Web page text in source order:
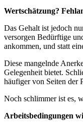
Wertschätzung?
Das Gehalt ist jedoch
versorgen Bedürftige
ankommen, und statt
Diese mangelnde
Gelegenheit bietet.
häufiger von Seiten der
Noch schlimmer ist es,
Arbeitsbedingungen